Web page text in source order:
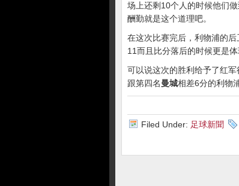
场上还剩10个人的时候他们
酬勤就是这个道理吧。
在这次比赛完后，利物浦的
11而且比分落后的时候更是
可以说这次的胜利给予了红
跟第四名曼城相差6分的利物
Filed Under: 足球新聞